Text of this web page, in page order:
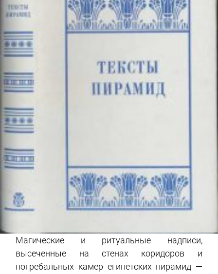
Магические и ритуальные надписи,
высеченные на стенах коридоров и
погребальных камер египетских пирамид —